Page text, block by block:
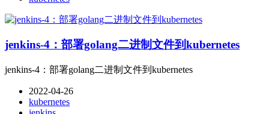
jenkins-4：部署golang二进制文件到kubernetes
jenkins-4：部署golang二进制文件到kubernetes
2022-04-26
kubernetes